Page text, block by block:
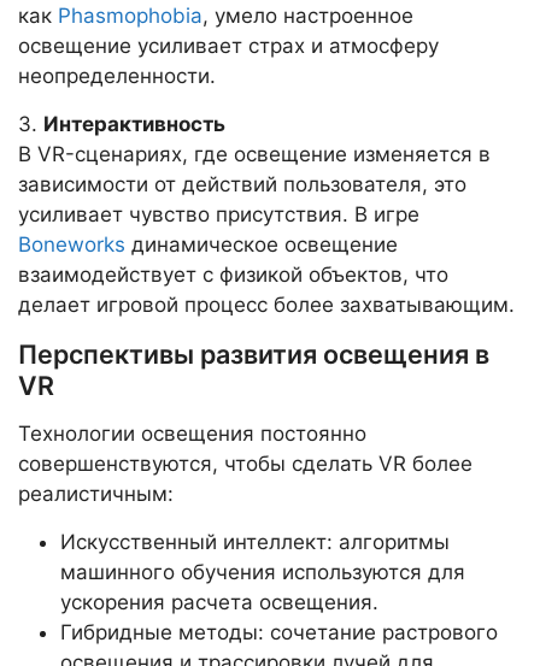
как Phasmophobia, умело настроенное
освещение усиливает страх и атмосферу
неопределенности.
3. Интерактивность
В VR-сценариях, где освещение изменяется в
зависимости от действий пользователя, это
усиливает чувство присутствия. В игре
Boneworks динамическое освещение
взаимодействует с физикой объектов, что
делает игровой процесс более захватывающим.
Перспективы развития освещения в
VR
Технологии освещения постоянно
совершенствуются, чтобы сделать VR более
реалистичным:
Искусственный интеллект: алгоритмы
машинного обучения используются для
ускорения расчета освещения.
Гибридные методы: сочетание растрового